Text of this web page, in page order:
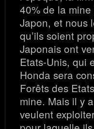
40% de la
Japon, et nous
qu’ils soient
Japonais ont
Etats-Unis, qui
Honda sera
Forêts des
mine. Mais il y
veulent